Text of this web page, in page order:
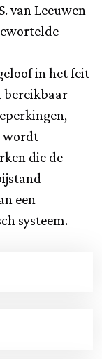
van Leeuwen
in het feit
bereikbaar
wordt
die de
een
systeem.